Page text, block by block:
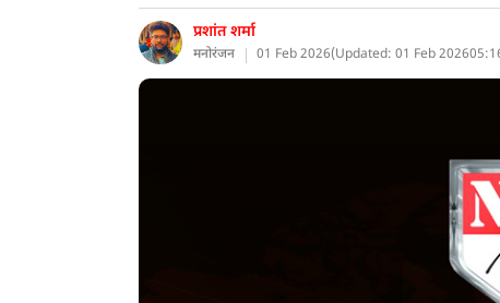
प्रशांत शर्मा
मनोरंजन 01 Feb 2026(Updated: 01 Feb 2026